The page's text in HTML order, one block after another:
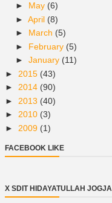
► May (6)
► April (8)
► March (5)
► February (5)
► January (11)
► 2015 (43)
► 2014 (90)
► 2013 (40)
► 2010 (3)
► 2009 (1)
FACEBOOK LIKE
X SDIT HIDAYATULLAH JOGJA